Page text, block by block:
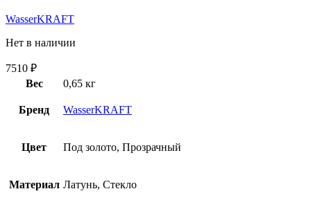
WasserKRAFT
Нет в наличии
7510 ₽
Вес
0,65 кг
Бренд WasserKRAFT
Цвет Под золото, Прозрачный
Материал Латунь, Стекло